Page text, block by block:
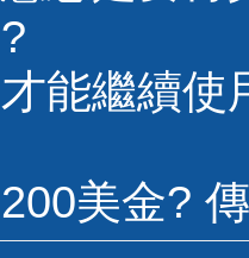
?
才能繼續使
200美金?